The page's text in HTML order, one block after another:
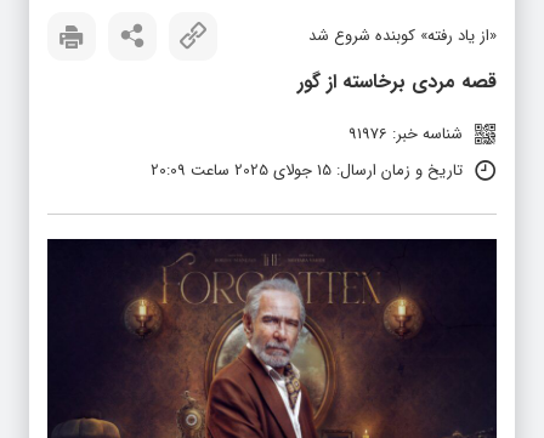
قصه مردی برخاسته از گور
شناسه خبر: 91976
تاریخ و زمان ارسال: 15 جولای 2025 ساعت 20:09